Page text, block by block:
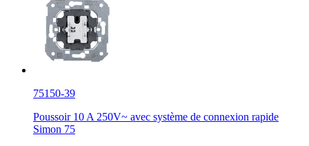
75150-39
Poussoir 10 A 250V~ avec système de connexion rapide
Simon 75